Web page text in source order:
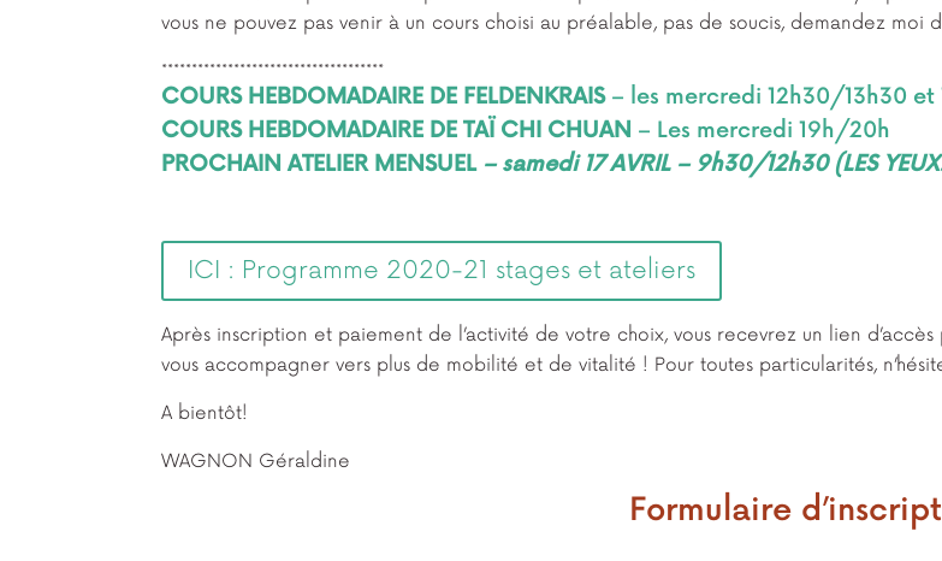
vous ne pouvez pas venir à un cours choisi au préalable, pas de soucis, demandez moi
*************************************
COURS HEBDOMADAIRE DE FELDENKRAIS – les mercredi 12h30/13h30 et
COURS HEBDOMADAIRE DE TAÏ CHI CHUAN – Les mercredi 19h/20h
PROCHAIN ATELIER MENSUEL – samedi 17 AVRIL – 9h30/12h30(LES
ICI : Programme 2020-21 stages et ateliers
Après inscription et paiement de l’activité de votre choix, vous recevrez un lien
vous accompagner vers plus de mobilité et de vitalité ! Pour toutes particularités,
A bientôt!
WAGNON Géraldine
Formulaire